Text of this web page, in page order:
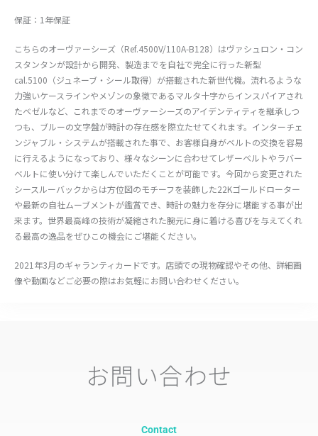
保証：1年保証
こちらのオーヴァーシーズ（Ref.4500V/110A-B128）はヴァシュロン・コン
スタンタンが設計から開発、製造までを自社で完全に行った新型
cal.5100（ジュネーブ・シール取得）が搭載された新世代機。流れるような
力強いケースラインやメゾンの象徴であるマルタ十字からインスパイアされ
たベゼルなど、これまでのオーヴァーシーズのアイデンティティを継承しつ
つも、ブルーの文字盤が時計の存在感を際立たせてくれます。インターチェ
ンジャブル・システムが搭載された事で、お客様自身がベルトの交換を容易
に行えるようになっており、様々なシーンに合わせてレザーベルトやラバー
ベルトに使い分けて楽しんでいただくことが可能です。今回から変更された
シースルーバックからは方位図のモチーフを装飾した22Kゴールドローター
や最新の自社ムーブメントが鑑賞でき、時計の魅力を存分に堪能する事が出
来ます。世界最高峰の技術が凝縮された腕元に身に着ける喜びを与えてくれ
る最高の逸品をぜひこの機会にご堪能ください。
2021年3月のギャランティカードです。店頭での現物確認やその他、詳細画
像や動画などご必要の際はお気軽にお問い合わせください。
お問い合わせ
Contact